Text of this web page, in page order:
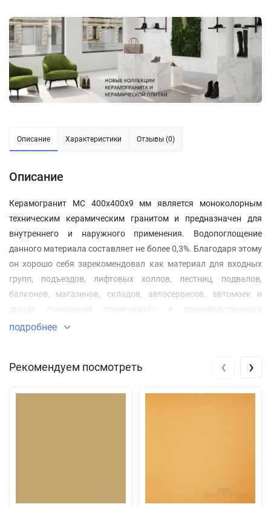
Описание Характеристики Отзывы (0)
Описание
Керамогранит МС 400x400x9 мм является моноколорным
техническим керамическим гранитом и предназначен для
внутреннего и наружного применения. Водопоглощение
данного материала составляет не более 0,3%. Благодаря этому
он хорошо себя зарекомендовал как материал для входных
групп, подъездов, лифтовых холлов, лестниц, подвалов,
балконов, магазинов, складов, автосервисов, автомоек и
других помещений технического и производственного
назначения.
подробнее
Рекомендуем посмотреть ‹ ›